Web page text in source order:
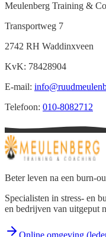
Meulenberg Training &
Transportweg 7
2742 RH Waddinxveen
KvK: 78428904
E-mail:
Telefoon: 010-8082712
Beter leven na een burn-
Specialisten in stress- en
en bedrijven van uitgeput